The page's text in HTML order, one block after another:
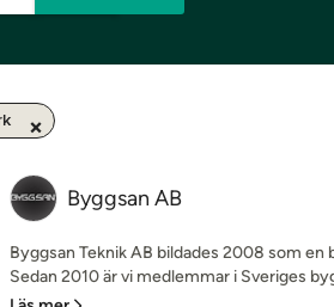
Byggsan AB
Byggsan Teknik AB bildades 2008 som en
Sedan 2010 är vi medlemmar i Sveriges